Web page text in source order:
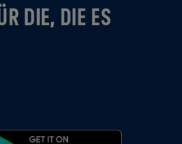
DIE, DIE ES